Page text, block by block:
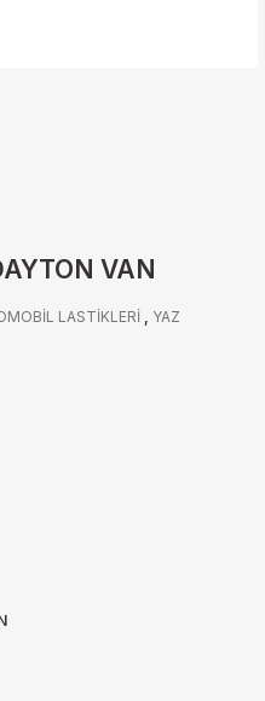
VAN
LASTİKLERİ , YAZ